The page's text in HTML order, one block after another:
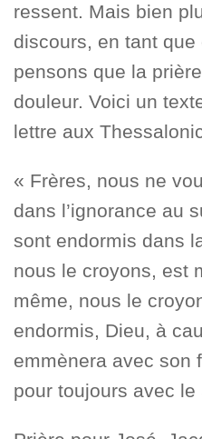
ressent. Mais bien
discours, en tant que
pensons que la
douleur. Voici un
lettre aux
« Frères, nous ne
dans l’ignorance au
sont endormis dans
nous le croyons, est
même, nous le
endormis, Dieu, à
emmènera avec son
pour toujours avec le